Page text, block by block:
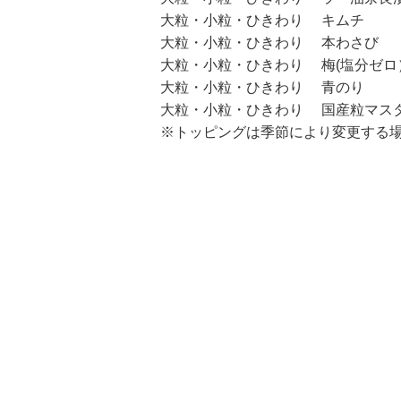
大粒・小粒・ひきわり キムチ
大粒・小粒・ひきわり 本わさび
大粒・小粒・ひきわり 梅(塩分ゼロ
大粒・小粒・ひきわり 青のり
大粒・小粒・ひきわり 国産粒マス
※トッピングは季節により変更する